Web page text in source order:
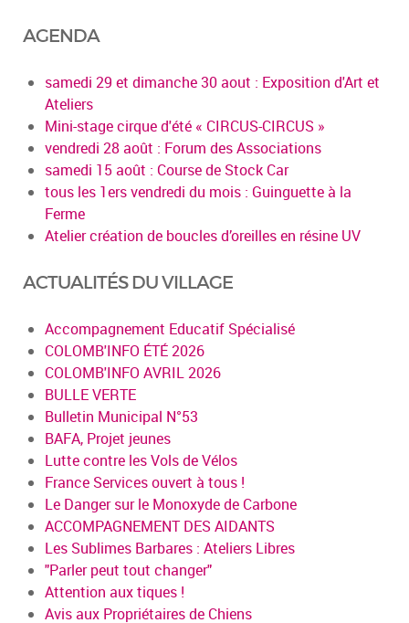
AGENDA
samedi 29 et dimanche 30 aout : Exposition d'Art et
Ateliers
Mini-stage cirque d'été « CIRCUS-CIRCUS »
vendredi 28 août : Forum des Associations
samedi 15 août : Course de Stock Car
tous les 1ers vendredi du mois : Guinguette à la
Ferme
Atelier création de boucles d’oreilles en résine UV
ACTUALITÉS DU VILLAGE
Accompagnement Educatif Spécialisé
COLOMB'INFO ÉTÉ 2026
COLOMB'INFO AVRIL 2026
BULLE VERTE
Bulletin Municipal N°53
BAFA, Projet jeunes
Lutte contre les Vols de Vélos
France Services ouvert à tous !
Le Danger sur le Monoxyde de Carbone
ACCOMPAGNEMENT DES AIDANTS
Les Sublimes Barbares : Ateliers Libres
"Parler peut tout changer"
Attention aux tiques !
Avis aux Propriétaires de Chiens